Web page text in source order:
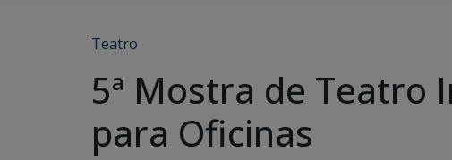
Teatro
5ª Mostra de Teatro
para Oficinas